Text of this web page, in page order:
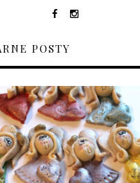
POSTY